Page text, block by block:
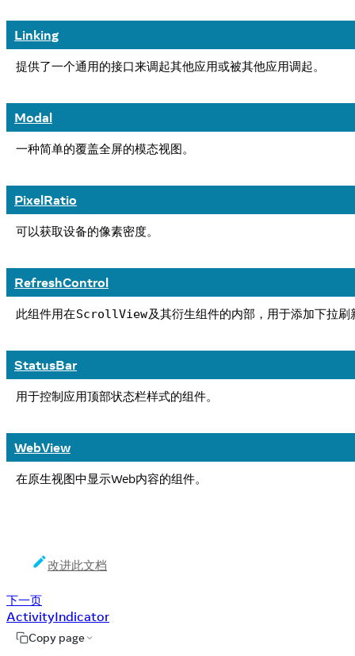
Linking
提供了一个通用的接口来调起其他应用或被其他应用调起。
Modal
一种简单的覆盖全屏的模态视图。
PixelRatio
可以获取设备的像素密度。
RefreshControl
此组件用在ScrollView及其衍生组件的内部，用于添加下拉刷
StatusBar
用于控制应用顶部状态栏样式的组件。
WebView
在原生视图中显示Web内容的组件。
改进此文档
下一页
ActivityIndicator
Copy page